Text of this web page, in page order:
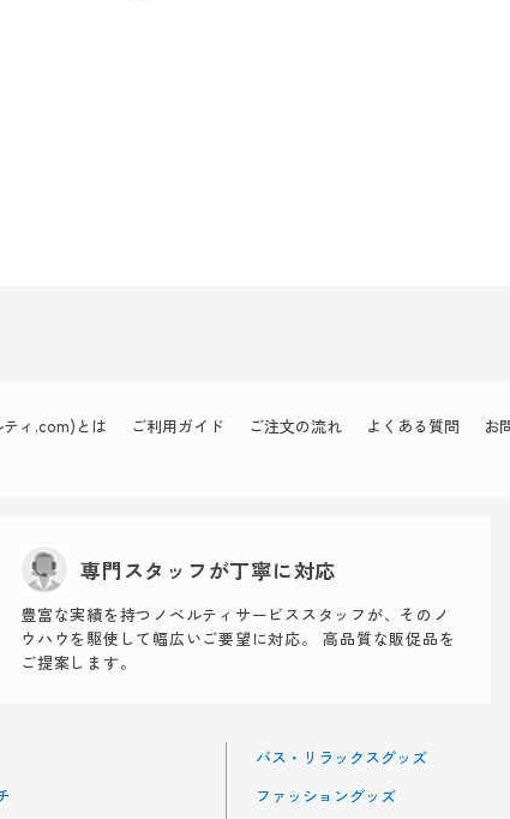
ィ.com)とは ご利用ガイド ご注文の流れ よくある質問
お
専門スタッフが丁寧に対応
豊富な実績を持つノベルティサービススタッフが、そのノ
ウハウを駆使して幅広いご要望に対応。 高品質な販促品を
ご提案します。
バス・リラックスグッズ
ファッショングッズ